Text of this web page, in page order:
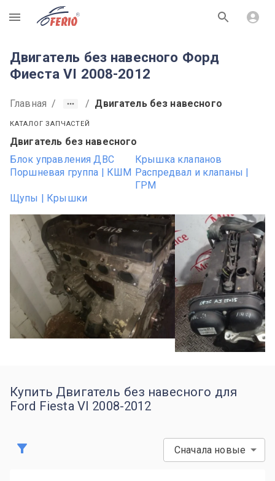
R
Двигатель без навесного Форд
Фиеста VI 2008-2012
Главная / / Двигатель без навесного
КАТАЛОГ ЗАПЧАСТЕЙ
Двигатель без навесного
Блок управления ДВС
Крышка клапанов
Поршневая группа | КШМ Распредвал и клапаны |
ГРМ
Щупы | Крышки
Купить Двигатель без навесного для
Ford Fiesta VI 2008-2012
Сначала новые